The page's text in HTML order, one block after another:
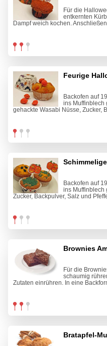
Für die
entkernten
Dampf weich kochen.
Feurige
Backofen auf
ins Muffinblech
gehackte Wasabi Nüsse, Zucker,
Backofen auf
ins Muffinblech
Zucker, Backpulver, Salz und
Brownies
Für die
schaumig
Zutaten einrühren. In eine
Bratapfel-